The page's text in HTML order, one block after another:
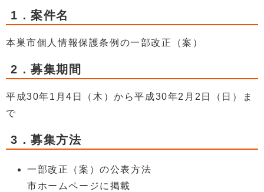
1．案件名
本巣市個人情報保護条例の一部改正（案）
2．募集期間
平成30年1月4日（木）から平成30年2月2日（日）ま
で
3．募集方法
一部改正（案）の公表方法
市ホームページに掲載